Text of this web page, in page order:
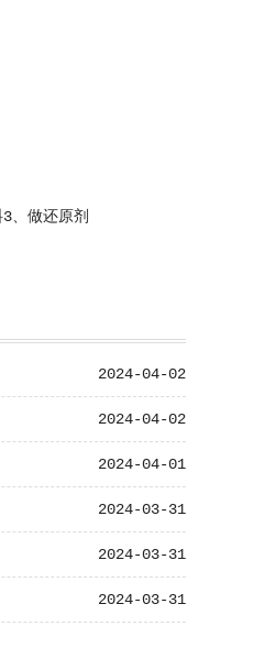
、做还原剂
2024-04-02
2024-04-02
2024-04-01
2024-03-31
2024-03-31
2024-03-31